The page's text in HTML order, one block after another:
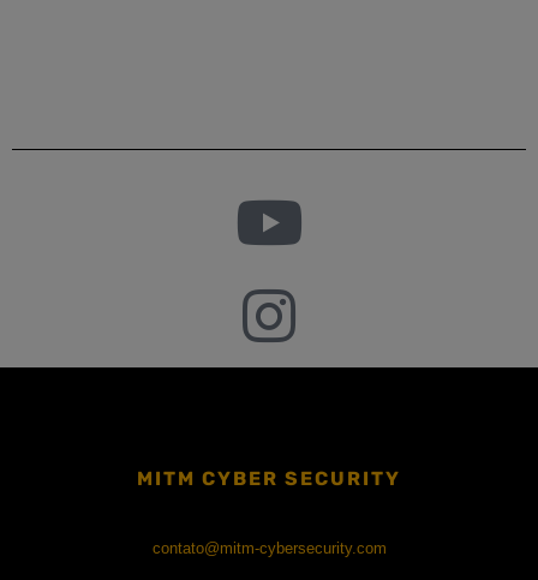
MITM CYBER SECURITY
contato@mitm-cybersecurity.com